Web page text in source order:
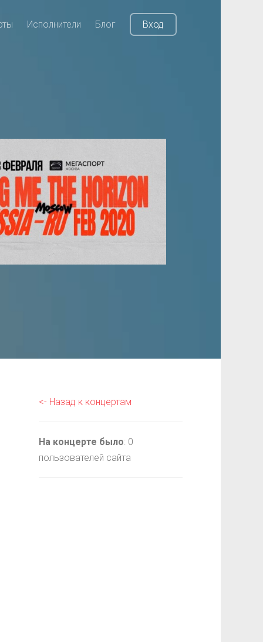
Исполнители Блог Вход
<- Назад к концертам
На концерте было: 0
пользователей сайта